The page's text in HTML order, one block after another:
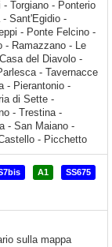
A1 SS675
sulla mappa